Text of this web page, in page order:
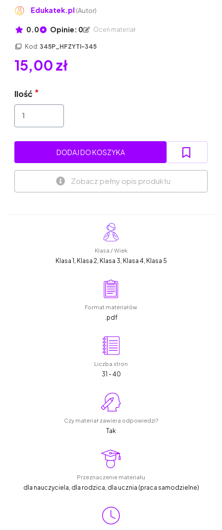
Edukatek.pl (Autor)
0.0 Opinie: 0 Oceń materiał
Kod: 345P_HFZYTI-345
15,00 zł
Ilość
DODAJ DO KOSZYKA
Zobacz pełny opis produktu
Klasa / Wiek
Klasa 1, Klasa 2, Klasa 3, Klasa 4, Klasa 5
Format materiałów
.pdf
Liczba stron
31 - 40
Czy materiał zawiera odpowiedzi?
Tak
Przeznaczenie materiału
dla nauczyciela, dla rodzica, dla ucznia (praca samodzielne)